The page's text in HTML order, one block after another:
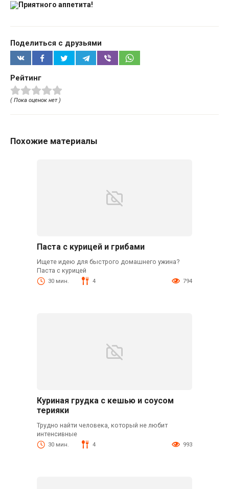
Приятного аппетита!
Поделиться с друзьями
Рейтинг
( Пока оценок нет )
Похожие материалы
Паста с курицей и грибами
Ищете идею для быстрого домашнего ужина?
Паста с курицей
30 мин. 4 794
Куриная грудка с кешью и соусом
терияки
Трудно найти человека, который не любит
интенсивные
30 мин. 4 993